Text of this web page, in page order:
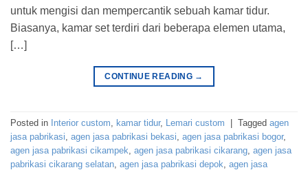
untuk mengisi dan mempercantik sebuah kamar tidur.
Biasanya, kamar set terdiri dari beberapa elemen utama,
[…]
CONTINUE READING →
Posted in Interior custom kamar tidur, Lemari custom Tagged agen
jasa pabrikasi agen jasa pabrikasi bekasi agen jasa pabrikasi bogor,
agen jasa pabrikasi cikampek agen jasa pabrikasi cikarang agen jasa
pabrikasi cikarang selatan agen jasa pabrikasi depok agen jasa